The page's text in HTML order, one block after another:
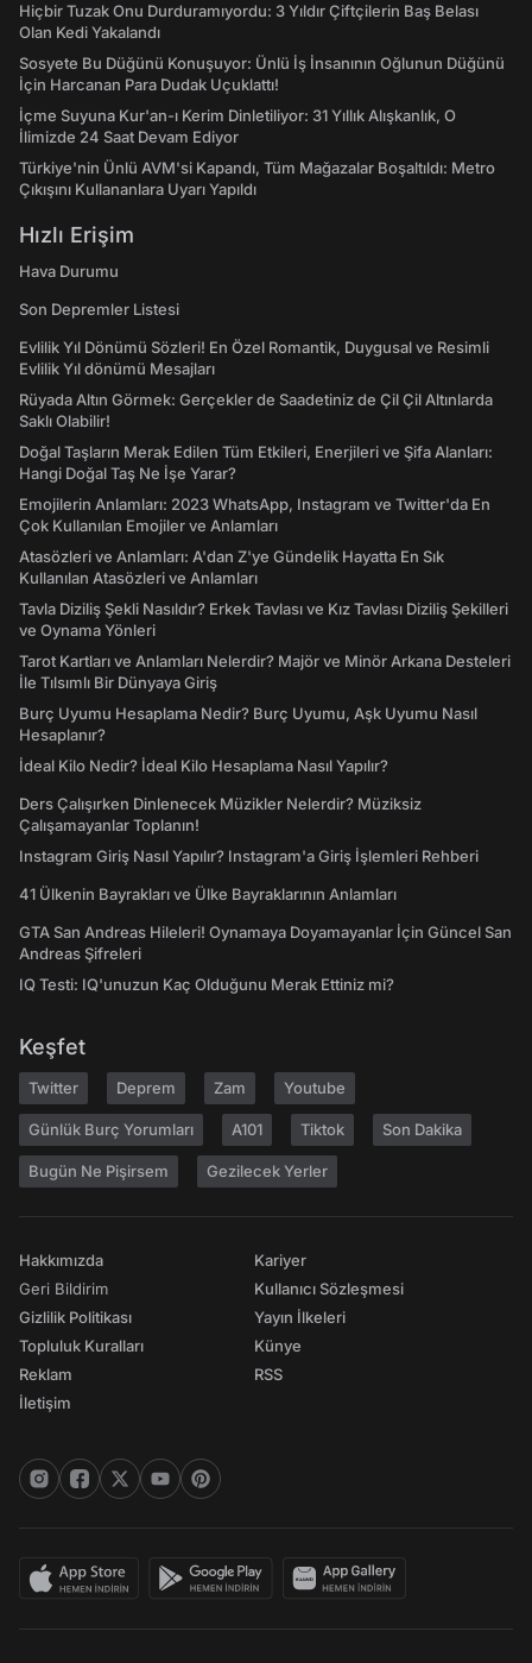
Hiçbir Tuzak Onu Durduramıyordu: 3 Yıldır Çiftçilerin Baş Belası
Olan Kedi Yakalandı
Sosyete Bu Düğünü Konuşuyor: Ünlü İş İnsanının Oğlunun Düğünü
İçin Harcanan Para Dudak Uçuklattı!
İçme Suyuna Kur'an-ı Kerim Dinletiliyor: 31 Yıllık Alışkanlık, O
İlimizde 24 Saat Devam Ediyor
Türkiye'nin Ünlü AVM'si Kapandı, Tüm Mağazalar Boşaltıldı: Metro
Çıkışını Kullananlara Uyarı Yapıldı
Hızlı Erişim
Hava Durumu
Son Depremler Listesi
Evlilik Yıl Dönümü Sözleri! En Özel Romantik, Duygusal ve Resimli
Evlilik Yıl dönümü Mesajları
Rüyada Altın Görmek: Gerçekler de Saadetiniz de Çil Çil Altınlarda
Saklı Olabilir!
Doğal Taşların Merak Edilen Tüm Etkileri, Enerjileri ve Şifa Alanları:
Hangi Doğal Taş Ne İşe Yarar?
Emojilerin Anlamları: 2023 WhatsApp, Instagram ve Twitter'da En
Çok Kullanılan Emojiler ve Anlamları
Atasözleri ve Anlamları: A'dan Z'ye Gündelik Hayatta En Sık
Kullanılan Atasözleri ve Anlamları
Tavla Diziliş Şekli Nasıldır? Erkek Tavlası ve Kız Tavlası Diziliş Şekilleri
ve Oynama Yönleri
Tarot Kartları ve Anlamları Nelerdir? Majör ve Minör Arkana Desteleri
İle Tılsımlı Bir Dünyaya Giriş
Burç Uyumu Hesaplama Nedir? Burç Uyumu, Aşk Uyumu Nasıl
Hesaplanır?
İdeal Kilo Nedir? İdeal Kilo Hesaplama Nasıl Yapılır?
Ders Çalışırken Dinlenecek Müzikler Nelerdir? Müziksiz
Çalışamayanlar Toplanın!
Instagram Giriş Nasıl Yapılır? Instagram'a Giriş İşlemleri Rehberi
41 Ülkenin Bayrakları ve Ülke Bayraklarının Anlamları
GTA San Andreas Hileleri! Oynamaya Doyamayanlar İçin Güncel San
Andreas Şifreleri
IQ Testi: IQ'unuzun Kaç Olduğunu Merak Ettiniz mi?
Keşfet
Twitter Deprem Zam Youtube
Günlük Burç Yorumları A101 Tiktok Son Dakika
Bugün Ne Pişirsem Gezilecek Yerler
Hakkımızda
Geri Bildirim
Gizlilik Politikası
Topluluk Kuralları
Reklam
İletişim
Kariyer
Kullanıcı Sözleşmesi
Yayın İlkeleri
Künye
RSS